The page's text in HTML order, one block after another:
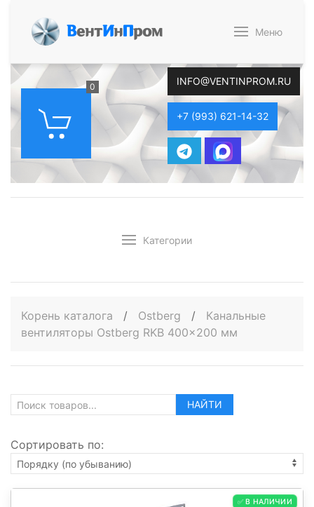
ВентИнПром Меню
0 INFO@VENTINPROM.RU
+7 (993) 621-14-32
Категории
Корень каталога / Ostberg /
Канальные
вентиляторы Ostberg RKB 400x200 мм
НАЙТИ
Сортировать по:
✅ В НАЛИЧИИ